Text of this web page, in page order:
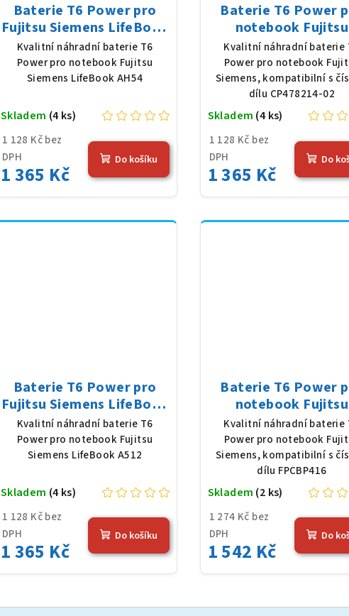
Baterie T6 Power pro
Fujitsu Siemens LifeBook
AH54, Li-Ion, 10,8 V, 5200
mAh (56 Wh), černá
Kvalitní náhradní baterie T6
Power pro notebook Fujitsu
Siemens LifeBook AH54
1 128 Kč bez
DPH
1 365 Kč
Skladem (4 ks)
Do košíku
Baterie T6 Power
notebook Fujitsu
Siemens CP478214-
Li-Ion, 10,8 V, 5200
(56 Wh), černá
Kvalitní náhradní baterie
Power pro notebook
Siemens, kompatibilní s
dílu CP478214-02
1 128 Kč bez
DPH
1 365 Kč
Skladem (4 ks)
Do
Baterie T6 Power pro
Fujitsu Siemens LifeBook
A512, Li-Ion, 10,8 V, 5200
mAh (56 Wh), černá
Kvalitní náhradní baterie T6
Power pro notebook Fujitsu
Siemens LifeBook A512
1 128 Kč bez
DPH
1 365 Kč
Skladem (4 ks)
Do košíku
Baterie T6 Power
notebook Fujitsu
Siemens FPCBP416,
Ion, 10,8 V, 5200 mAh
Wh), černá
Kvalitní náhradní baterie
Power pro notebook
Siemens, kompatibilní s
dílu FPCBP416
1 274 Kč bez
DPH
1 542 Kč
Skladem (2 ks)
Do